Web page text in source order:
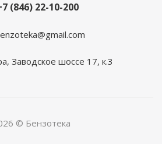
(846) 22-10-200
Заводское шоссе 17, к.3
© Бензотека